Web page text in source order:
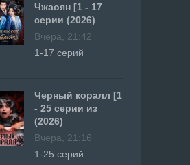
Чжаоян [1 - 17
серии (2026)
Вчера, 21:42
1-17 серий
Черный коралл [1
- 25 серии из
(2026)
Вчера, 21:16
1-25 серий